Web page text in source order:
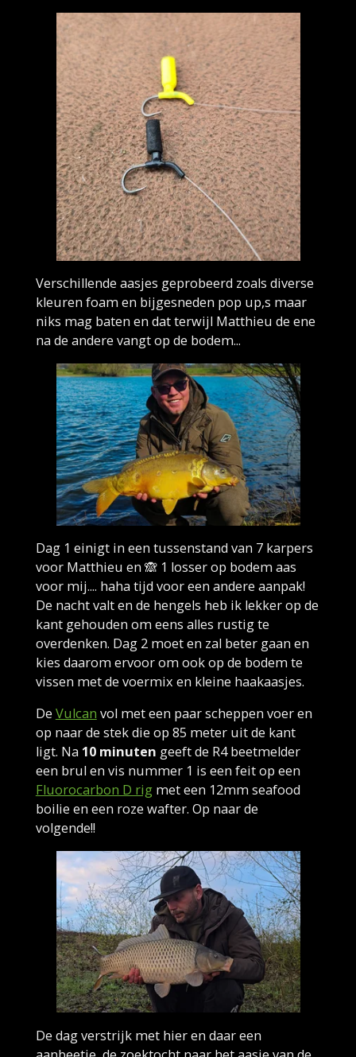
Verschillende aasjes geprobeerd zoals diverse
kleuren foam en bijgesneden pop up,s maar
niks mag baten en dat terwijl Matthieu de ene
na de andere vangt op de bodem...
Dag 1 einigt in een tussenstand van 7 karpers
voor Matthieu en 🙈 1 losser op bodem aas
voor mij.... haha tijd voor een andere aanpak!
De nacht valt en de hengels heb ik lekker op de
kant gehouden om eens alles rustig te
overdenken. Dag 2 moet en zal beter gaan en
kies daarom ervoor om ook op de bodem te
vissen met de voermix en kleine haakaasjes.
De Vulcan vol met een paar scheppen voer en
op naar de stek die op 85 meter uit de kant
ligt. Na 10 minuten geeft de R4 beetmelder
een brul en vis nummer 1 is een feit op een
Fluorocarbon D rigmet een 12mm seafood
boilie en een roze wafter. Op naar de
volgende!!
De dag verstrijk met hier en daar een